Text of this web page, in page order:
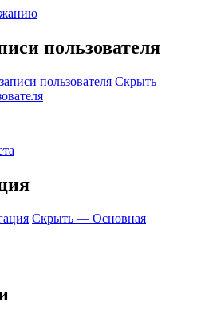
пользователя
пользователя Скрыть —
Скрыть — Основная